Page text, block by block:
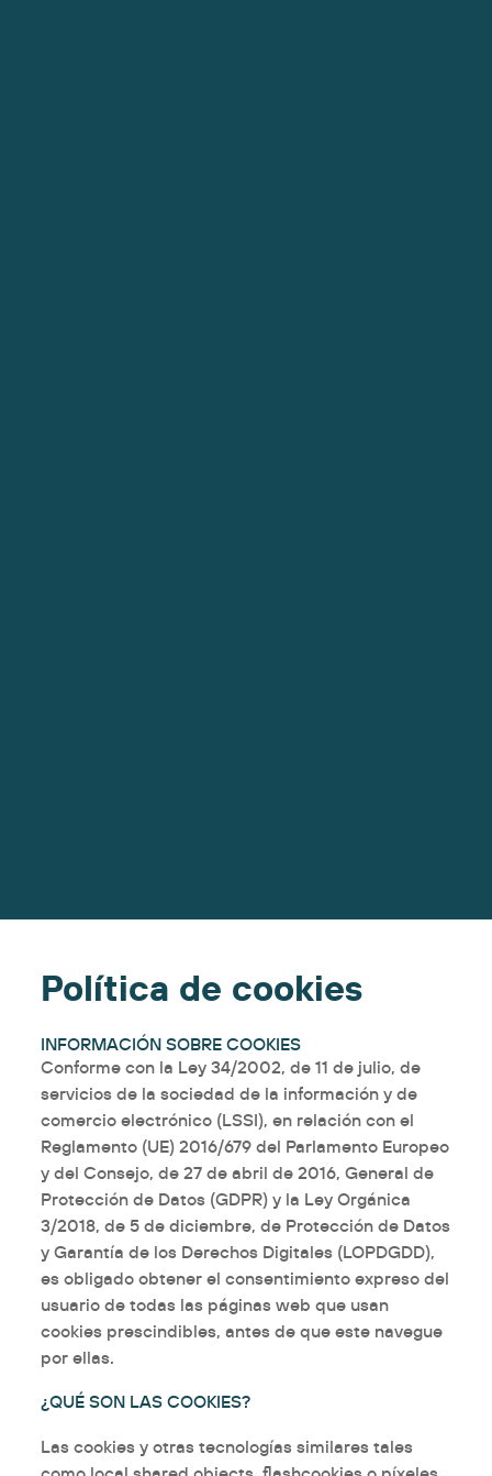
Política de cookies
INFORMACIÓN SOBRE COOKIES
Conforme con la Ley 34/2002, de 11 de julio, de
servicios de la sociedad de la información y de
comercio electrónico (LSSI), en relación con el
Reglamento (UE) 2016/679 del Parlamento Europeo
y del Consejo, de 27 de abril de 2016, General de
Protección de Datos (GDPR) y la Ley Orgánica
3/2018, de 5 de diciembre, de Protección de Datos
y Garantía de los Derechos Digitales (LOPDGDD),
es obligado obtener el consentimiento expreso del
usuario de todas las páginas web que usan
cookies prescindibles, antes de que este navegue
por ellas.
¿QUÉ SON LAS COOKIES?
Las cookies y otras tecnologías similares tales